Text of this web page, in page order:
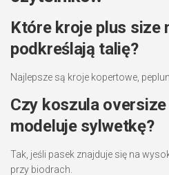
Które kroje plus size
podkreślają talię?
Najlepsze są kroje kopertowe,
Czy koszula
modeluje sylwetkę?
Tak, jeśli pasek znajduje się na
przy biodrach.